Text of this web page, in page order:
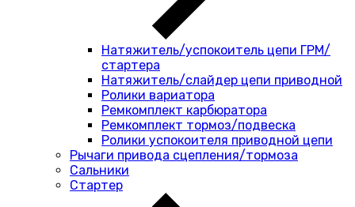
Натяжитель/успокоитель цепи ГРМ/
стартера
Натяжитель/слайдер цепи приводной
Ролики вариатора
Ремкомплект карбюратора
Ремкомплект тормоз/подвеска
Ролики успокоителя приводной цепи
Рычаги привода сцепления/тормоза
Сальники
Стартер